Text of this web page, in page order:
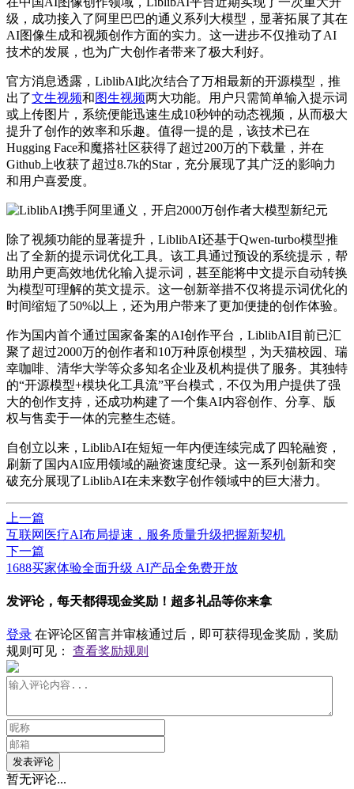
级，成功接入了阿里巴巴的通义系列大模型，显著拓展了其在
AI图像生成和视频创作方面的实力。这一进步不仅推动了AI
技术的发展，也为广大创作者带来了极大利好。
官方消息透露，LiblibAI此次结合了万相最新的开源模型，推
出了文生视频和图生视频两大功能。用户只需简单输入提示词
或上传图片，系统便能迅速生成10秒钟的动态视频，从而极大
提升了创作的效率和乐趣。值得一提的是，该技术已在
Hugging Face和魔搭社区获得了超过200万的下载量，并在
Github上收获了超过8.7k的Star，充分展现了其广泛的影响力
和用户喜爱度。
除了视频功能的显著提升，LiblibAI还基于Qwen-turbo模型推
出了全新的提示词优化工具。该工具通过预设的系统提示，帮
助用户更高效地优化输入提示词，甚至能将中文提示自动转换
为模型可理解的英文提示。这一创新举措不仅将提示词优化的
时间缩短了50%以上，还为用户带来了更加便捷的创作体验。
作为国内首个通过国家备案的AI创作平台，LiblibAI目前已汇
聚了超过2000万的创作者和10万种原创模型，为天猫校园、瑞
幸咖啡、清华大学等众多知名企业及机构提供了服务。其独特
的“开源模型+模块化工具流”平台模式，不仅为用户提供了强
大的创作支持，还成功构建了一个集AI内容创作、分享、版
权与售卖于一体的完整生态链。
自创立以来，LiblibAI在短短一年内便连续完成了四轮融资，
刷新了国内AI应用领域的融资速度纪录。这一系列创新和突
破充分展现了LiblibAI在未来数字创作领域中的巨大潜力。
上一篇
互联网医疗AI布局提速，服务质量升级把握新契机
下一篇
1688买家体验全面升级 AI产品全免费开放
发评论，每天都得现金奖励！超多礼品等你来拿
登录 在评论区留言并审核通过后，即可获得现金奖励，奖励
规则可见： 查看奖励规则
发表评论
暂无评论...